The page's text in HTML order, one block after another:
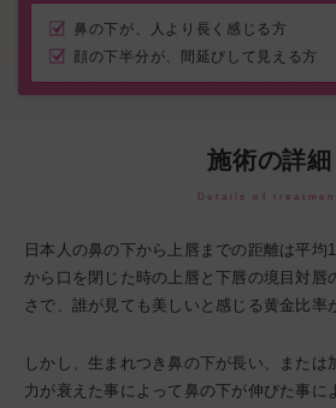
鼻の下が、人より長く感じる方
顔の下半分が、間延びして見える方
施術の詳細
Details of
日本人の鼻の下から上唇までの距離は平均
から口を閉じた時の上唇と下唇の境目対唇
さで、誰が見ても美しいと感じる黄金比率
しかし、生まれつき鼻の下が長い、または
力が衰えた事によって鼻の下が伸びた事に